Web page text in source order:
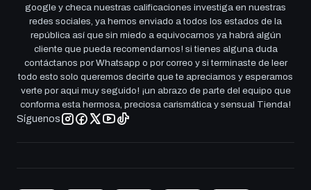
google y checa nuestras calificaciones investiga en nuestras
redes sociales, ya hemos enviado a todos los estados de la
república así que sin miedo a equivocarnos ya habrá algún
cliente que pueda recomendarnos! si tienes alguna duda
contáctanos por Whatsapp o por correo y si terminaste de leer
todo esto solo queremos decirte que te apreciamos y esperamos
verte por aqui muy seguido! ¡un abrazo de parte del equipo que
conforma esta hermosa, preciosa carismática y sensual Tienda!
Síguenos